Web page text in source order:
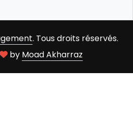
. Tous droits réservés.
by Moad Akharraz